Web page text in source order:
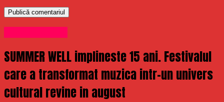
SUMMER WELL implineste 15 ani. Festivalul
care a transformat muzica intr-un univers
cultural revine in august